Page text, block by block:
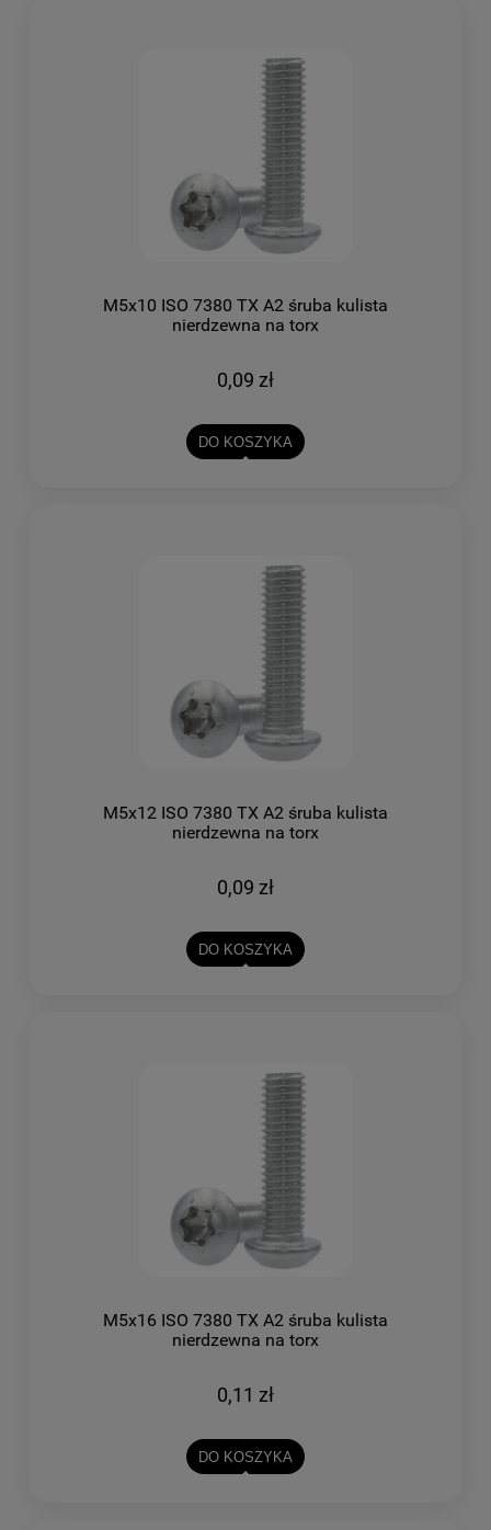
M5x10 ISO 7380 TX A2 śruba kulista
nierdzewna na torx
0,09 zł
DO KOSZYKA
M5x12 ISO 7380 TX A2 śruba kulista
nierdzewna na torx
0,09 zł
DO KOSZYKA
M5x16 ISO 7380 TX A2 śruba kulista
nierdzewna na torx
0,11 zł
DO KOSZYKA